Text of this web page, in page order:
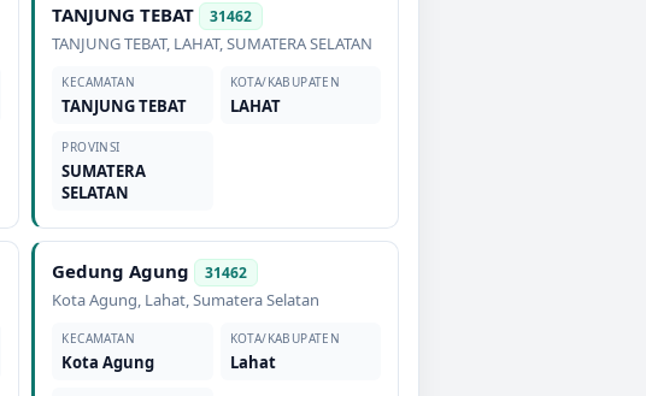
TANJUNG TEBAT 31462
TANJUNG TEBAT, LAHAT,SUMATERA SELATAN
KECAMATAN
TANJUNG TEBAT
KOTA/KABUPATEN
LAHAT
PROVINSI
SUMATERA
SELATAN
Gedung Agung 31462
Kota Agung, Lahat,Sumatera Selatan
KECAMATAN
Kota Agung
KOTA/KABUPATEN
Lahat